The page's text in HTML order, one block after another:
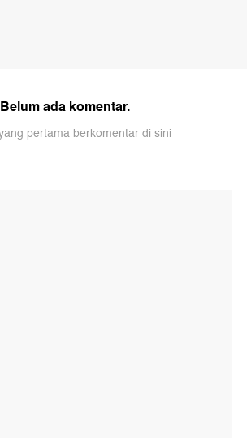
Belum ada komentar.
pertama berkomentar di sini